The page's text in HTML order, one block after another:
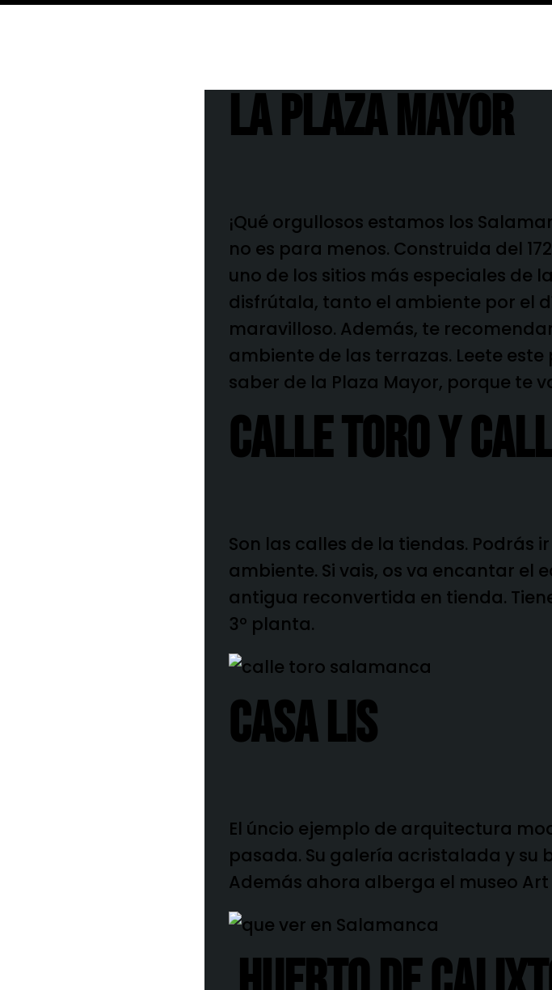
La Plaza Mayor
¡Qué orgullosos estamos los
no es para menos. Construida del
uno de los sitios más especiales de
disfrútala, tanto el ambiente por el
maravilloso. Además, te
ambiente de las terrazas. Leete este
saber de la Plaza Mayor, porque te
Calle Toro Y
Son las calles de la tiendas. Podrás
ambiente. Si vais, os va encantar el
antigua reconvertida en tienda.
3º planta.
CASA LIS
El úncio ejemplo de arquitectura
pasada. Su galería acristalada y su
Además ahora alberga el museo Art